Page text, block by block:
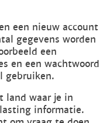
een nieuw account
gegevens worden
een
en een wachtwoord
gebruiken.
land waar je in
informatie.